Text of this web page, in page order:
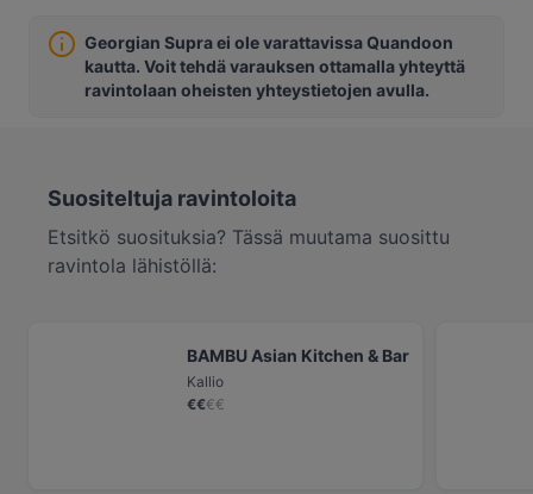
Georgian Supra ei ole varattavissa Quandoon
kautta. Voit tehdä varauksen ottamalla yhteyttä
ravintolaan oheisten yhteystietojen avulla.
Suositeltuja ravintoloita
Etsitkö suosituksia? Tässä muutama suosittu
ravintola lähistöllä:
BAMBU Asian Kitchen & Bar
Kallio
€€€€